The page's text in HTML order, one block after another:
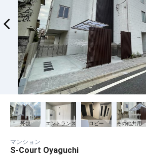
外観 エントランス ロビー その他共用部分
マンション
S-Court Oyaguchi